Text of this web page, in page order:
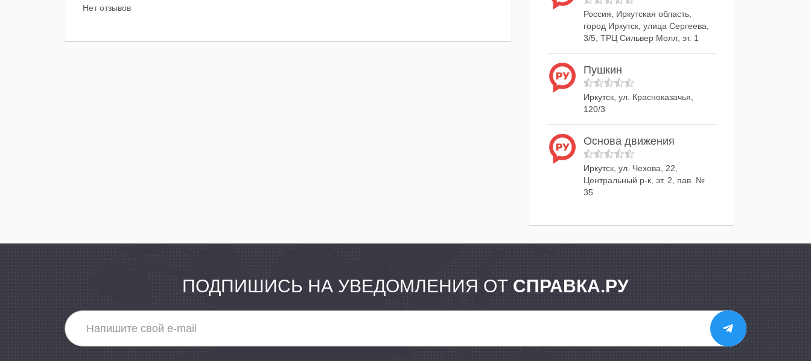
Нет отзывов
Россия, Иркутская область,
город Иркутск, улица Сергеева,
3/5, ТРЦ Сильвер Молл, эт. 1
Пушкин
Иркутск, ул. Красноказачья,
120/3
Основа движения
Иркутск, ул. Чехова, 22,
Центральный р-к, эт. 2, пав. №
35
ПОДПИШИСЬ НА УВЕДОМЛЕНИЯ ОТ СПРАВКА.РУ